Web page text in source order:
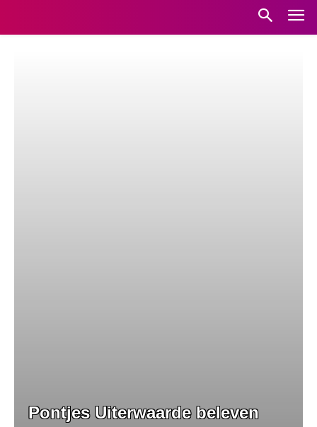
Pontjes Uiterwaarde beleven